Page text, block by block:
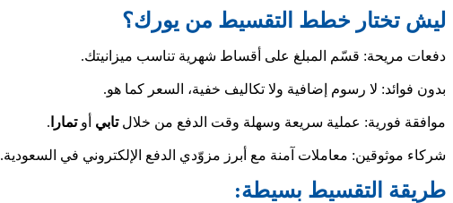
ليش تختار خطط التقسيط من يورك؟
دفعات مريحة: قسّم المبلغ على أقساط شهرية تناسب ميزانيتك.
بدون فوائد: لا رسوم إضافية ولا تكاليف خفية، السعر كما هو.
موافقة فورية: عملية سريعة وسهلة وقت الدفع من خلالتابي أوتمارا .
شركاء موثوقين: معاملات آمنة مع أبرز مزوّدي الدفع الإلكتروني في السعودية.
طريقة التقسيط بسيطة: